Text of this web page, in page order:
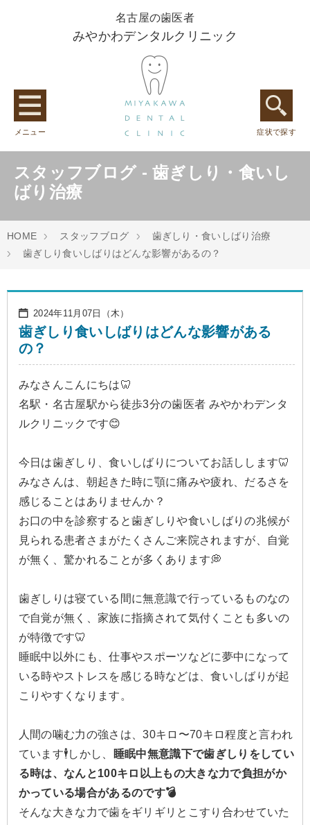
名古屋の歯医者
みやかわデンタルクリニック
メニュー 症状で探す
スタッフブログ - 歯ぎしり・食いし
ばり治療
HOME スタッフブログ
歯ぎしり・食いしばり治療
歯ぎしり食いしばりはどんな影響があるの？
2024年11月07日（木）
歯ぎしり食いしばりはどんな影響がある
の？
みなさんこんにちは🦷
名駅・名古屋駅から徒歩3分の歯医者 みやかわデンタ
ルクリニックです😊
今日は歯ぎしり、食いしばりについてお話しします🦷
みなさんは、朝起きた時に顎に痛みや疲れ、だるさを
感じることはありませんか？
お口の中を診察すると歯ぎしりや食いしばりの兆候が
見られる患者さまがたくさんご来院されますが、自覚
が無く、驚かれることが多くあります💭
歯ぎしりは寝ている間に無意識で行っているものなの
で自覚が無く、家族に指摘されて気付くことも多いの
が特徴です🦷
睡眠中以外にも、仕事やスポーツなどに夢中になって
いる時やストレスを感じる時などは、食いしばりが起
こりやすくなります。
人間の噛む力の強さは、30キロ〜70キロ程度と言われ
ています🕴️しかし、
睡眠中無意識下で歯ぎしりをしてい
る時は、なんと100キロ以上もの大きな力で負担がか
かっている場合があるのです💣
そんな大きな力で歯をギリギリとこすり合わせていた